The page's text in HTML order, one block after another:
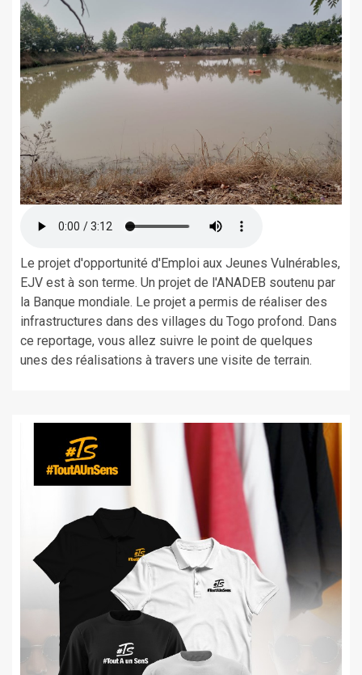
Le projet d'opportunité d'Emploi aux Jeunes Vulnérables,
EJV est à son terme. Un projet de l'ANADEB soutenu par
la Banque mondiale. Le projet a permis de réaliser des
infrastructures dans des villages du Togo profond. Dans
ce reportage, vous allez suivre le point de quelques
unes des réalisations à travers une visite de terrain.